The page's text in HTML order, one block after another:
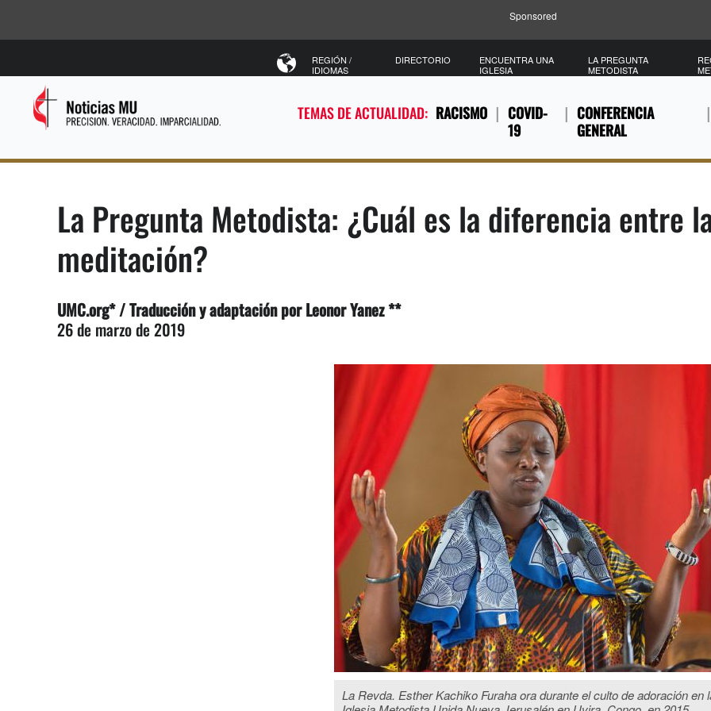
Sponsored
TEMAS DE ACTUALIDAD: RACISMO
COVID-
19
CONFERENCIA
GENERAL
REGIÓN /
IDIOMAS
DIRECTORIO
ENCUENTRA UNA
IGLESIA
LA PREGUNTA
METODISTA
La Pregunta Metodista: ¿Cuál es la diferencia entre
meditación?
UMC.org* / Traducción y adaptación por Leonor Yanez **
26 de marzo de 2019
La Revda. Esther Kachiko Furaha ora durante el culto de adoración en